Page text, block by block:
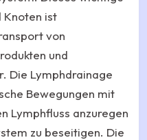
Knoten ist
von
und
Die Lymphdrainage
Bewegungen mit
Lymphfluss anzuregen
zu beseitigen. Die